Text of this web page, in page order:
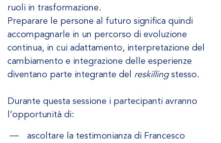
ruoli in trasformazione.
Preparare le persone al futuro significa quindi
accompagnarle in un percorso di evoluzione
continua, in cui adattamento, interpretazione del
cambiamento e integrazione delle esperienze
diventano parte integrante del reskillingstesso.
Durante questa sessione i partecipanti avranno
l’opportunità di:
ascoltare la testimonianza di Francesco